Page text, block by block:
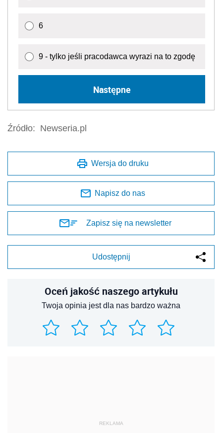
6
9 - tylko jeśli pracodawca wyrazi na to zgodę
Następne
Źródło: Newseria.pl
Wersja do druku
Napisz do nas
Zapisz się na newsletter
Udostępnij
Oceń jakość naszego artykułu
Twoja opinia jest dla nas bardzo ważna
REKLAMA